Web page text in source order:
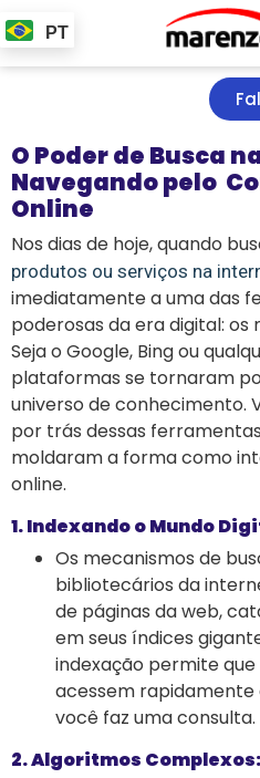
PT
O Poder de Busca
Navegando pelo
Online
Nos dias de hoje, quando
produtos ou serviços na
imediatamente a uma das
poderosas da era digital: os
Seja o Google, Bing ou
plataformas se tornaram
universo de conhecimento.
por trás dessas
moldaram a forma como
online.
1. Indexando o Mundo
Os mecanismos de
bibliotecários da
de páginas da web,
em seus índices
indexação permite
acessem rapidamente
você faz uma consulta.
2. Algoritmos Complexos: